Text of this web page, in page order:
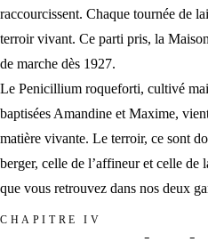
raccourcissent. Chaque tournée de
terroir vivant. Ce parti pris, la
de marche dès 1927.
Le Penicillium roqueforti, cultivé
baptisées Amandine et Maxime,
matière vivante. Le terroir, ce sont
berger, celle de l’affineur et celle de
que vous retrouvez dans nos deux
CHAPITRE IV